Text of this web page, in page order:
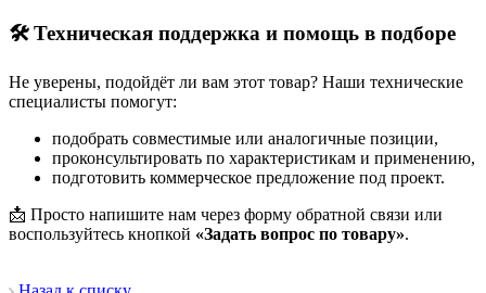
🛠 Техническая поддержка и помощь в подборе
Не уверены, подойдёт ли вам этот товар? Наши технические
специалисты помогут:
подобрать совместимые или аналогичные позиции,
проконсультировать по характеристикам и применению,
подготовить коммерческое предложение под проект.
📩 Просто напишите нам через форму обратной связи или
воспользуйтесь кнопкой «Задать вопрос по товару».